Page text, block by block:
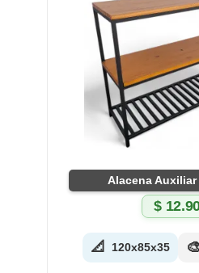
Alacena
$
📐 120x85x35 🎨